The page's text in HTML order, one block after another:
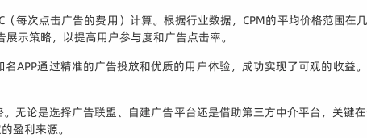
每次点击广告的费用）计算。根据行业数据，CPM的平均价格范围
示策略，以提高用户参与度和广告点击率。
APP通过精准的广告投放和优质的用户体验，成功实现了可观的收益
无论是选择广告联盟、自建广告平台还是借助第三方中介平台，关
盈利来源。